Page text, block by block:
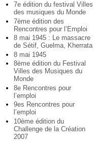
7e édition du festival Villes
des musiques du Monde
7ème édition des
Rencontres pour l’Emploi
8 mai 1945 : Le massacre
de Sétif, Guelma, Kherrata
8 mai 1945
8ème édition du Festival
Villes des Musiques du
Monde
8e Rencontres pour
l’emploi
9es Rencontres pour
l’emploi
10ème édition du
Challenge de la Création
2007